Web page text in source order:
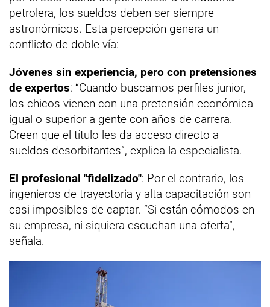
petrolera, los sueldos deben ser siempre
astronómicos. Esta percepción genera un
conflicto de doble vía:
Jóvenes sin experiencia, pero con pretensiones
de expertos: “Cuando buscamos perfiles junior,
los chicos vienen con una pretensión económica
igual o superior a gente con años de carrera.
Creen que el título les da acceso directo a
sueldos desorbitantes”, explica la especialista.
El profesional "fidelizado": Por el contrario, los
ingenieros de trayectoria y alta capacitación son
casi imposibles de captar. “Si están cómodos en
su empresa, ni siquiera escuchan una oferta”,
señala.